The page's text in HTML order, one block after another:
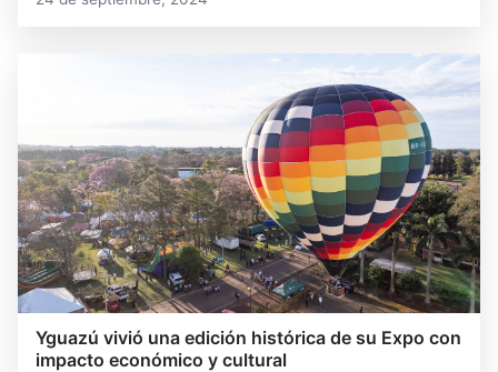
Yguazú vivió una edición histórica de su Expo con
impacto económico y cultural